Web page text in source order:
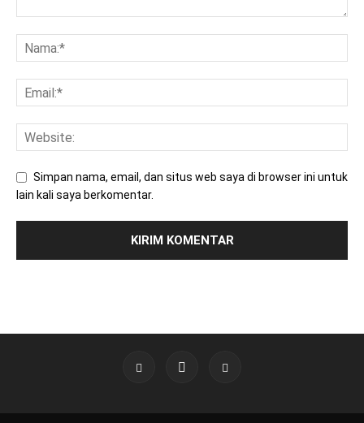
Simpan nama, email, dan situs web saya di browser ini untuk
lain kali saya berkomentar.